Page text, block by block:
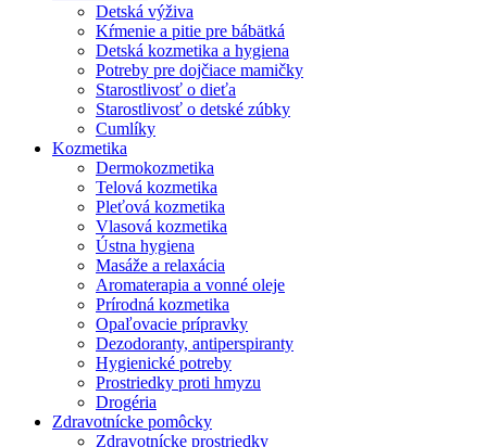
Detská výživa
Kŕmenie a pitie pre bábätká
Detská kozmetika a hygiena
Potreby pre dojčiace mamičky
Starostlivosť o dieťa
Starostlivosť o detské zúbky
Cumlíky
Kozmetika
Dermokozmetika
Telová kozmetika
Pleťová kozmetika
Vlasová kozmetika
Ústna hygiena
Masáže a relaxácia
Aromaterapia a vonné oleje
Prírodná kozmetika
Opaľovacie prípravky
Dezodoranty, antiperspiranty
Hygienické potreby
Prostriedky proti hmyzu
Drogéria
Zdravotnícke pomôcky
Zdravotnícke prostriedky